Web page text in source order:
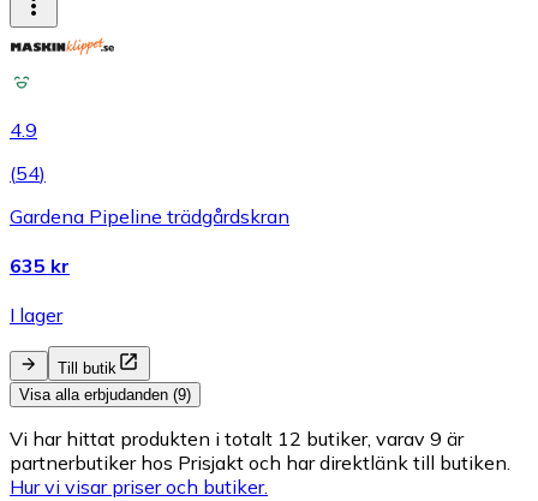
4.9
(54)
Gardena Pipeline trädgårdskran
635 kr
I lager
Till butik
Visa alla erbjudanden (9)
Vi har hittat produkten i totalt 12 butiker, varav 9 är
partnerbutiker hos Prisjakt och har direktlänk till butiken.
Hur vi visar priser och butiker.